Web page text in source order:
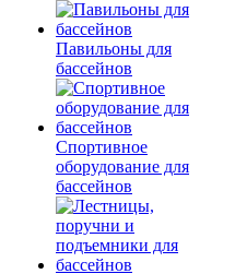
Павильоны для
бассейнов
Спортивное
оборудование для
бассейнов